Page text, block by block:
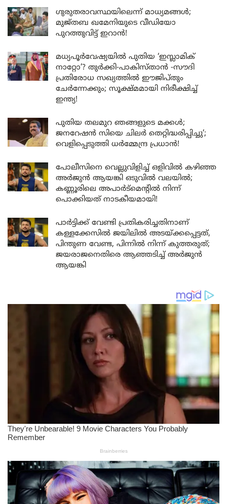
ഗുരുതരാവസ്ഥയിലെന്ന് മാധ്യമങ്ങൾ;
മുജ്തബ ഖമേനിയുടെ വീഡിയോ
പുറത്തുവിട്ട് ഇറാൻ!
മധ്യപൂർവേഷ്യയിൽ പുതിയ ‘ഇസ്ലാമിക്
നാറ്റോ’? തുർക്കി-പാകിസ്താൻ -സൗദി
പ്രതിരോധ സഖ്യത്തിൽ ഈജിപ്തും
ചേർന്നേക്കും; സൂക്ഷ്മമായി നിരീക്ഷിച്ച്
ഇന്ത്യ!
പുതിയ തലമുറ ഞങ്ങളുടെ മക്കൾ;
ജനറേഷൻ സിയെ ചിലർ തെറ്റിദ്ധരിപ്പിച്ചു’;
വെളിപ്പെടുത്തി ധർമ്മേന്ദ്ര പ്രധാൻ!
പോലീസിനെ വെല്ലുവിളിച്ച് ഒളിവിൽ കഴിഞ്ഞ
അർജുൻ ആയങ്കി ഒടുവിൽ വലയിൽ;
കണ്ണൂരിലെ അപാർട്മെന്റിൽ നിന്ന്
പൊക്കിയത് നാടകീയമായി!
പാർട്ടിക്ക് വേണ്ടി പ്രതികരിച്ചതിനാണ്
കള്ളക്കേസിൽ ജയിലിൽ അടയ്ക്കപ്പെട്ടത്,
പിന്തുണ വേണ്ട, പിന്നിൽ നിന്ന് കുത്തരുത്;
ജയരാജനെതിരെ ആഞ്ഞടിച്ച് അർജുൻ
ആയങ്കി